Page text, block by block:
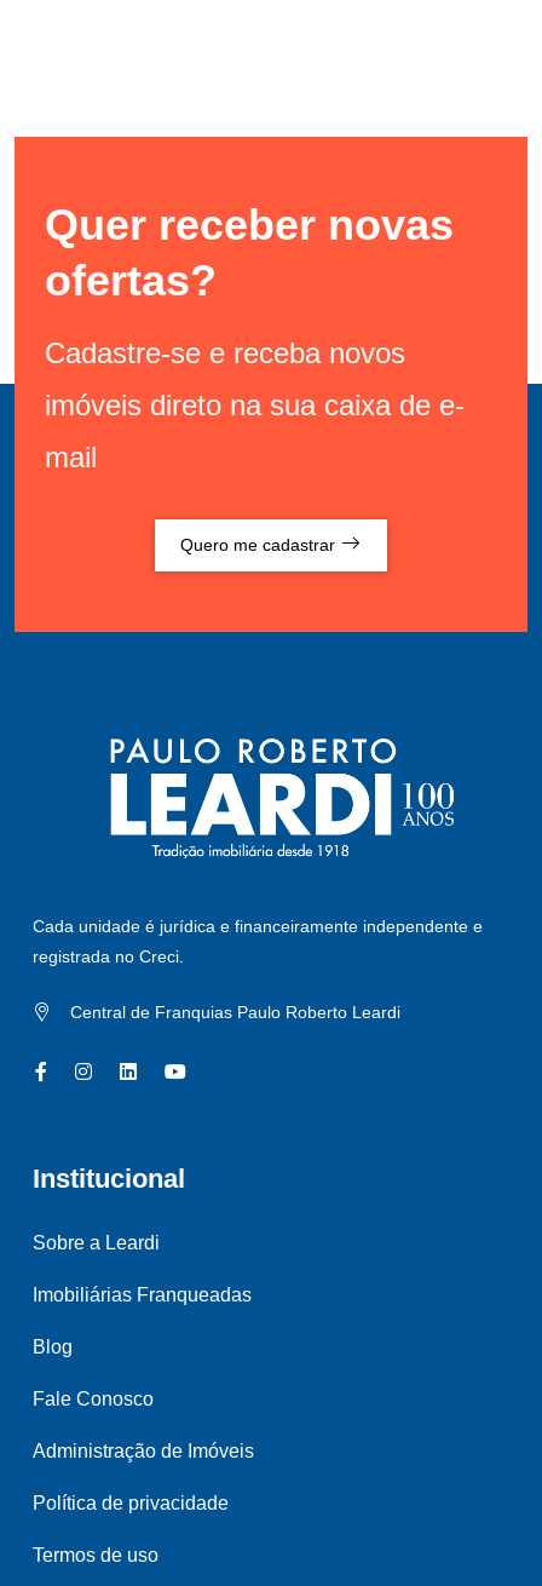
Quer receber novas
ofertas?
Cadastre-se e receba novos
imóveis direto na sua caixa de e-
mail
Quero me cadastrar
Cada unidade é jurídica e financeiramente independente e
registrada no Creci.
Central de Franquias Paulo Roberto Leardi
Institucional
Sobre a Leardi
Imobiliárias Franqueadas
Blog
Fale Conosco
Administração de Imóveis
Política de privacidade
Termos de uso